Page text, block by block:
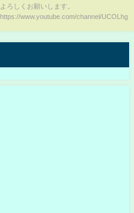
よろしくお願いします。
https://www.youtube.com/channel/